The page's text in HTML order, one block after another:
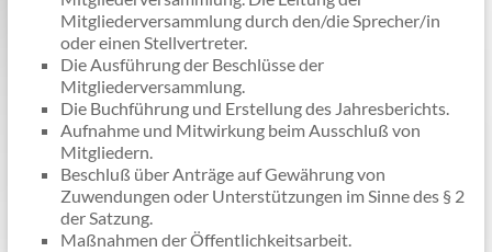
Mitgliederversammlung durch den/die Sprecher/in
oder einen Stellvertreter.
Die Ausführung der Beschlüsse der
Mitgliederversammlung.
Die Buchführung und Erstellung des Jahresberichts.
Aufnahme und Mitwirkung beim Ausschluß von
Mitgliedern.
Beschluß über Anträge auf Gewährung von
Zuwendungen oder Unterstützungen im Sinne des § 2
der Satzung.
Maßnahmen der Öffentlichkeitsarbeit.